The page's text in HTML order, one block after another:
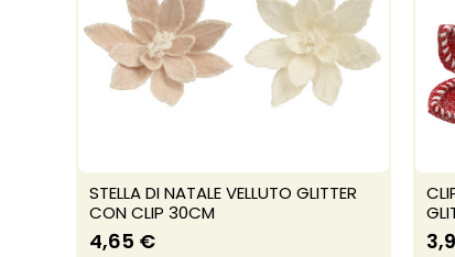
STELLA DI NATALE VELLUTO GLITTER
CON CLIP 30CM
4,65 €